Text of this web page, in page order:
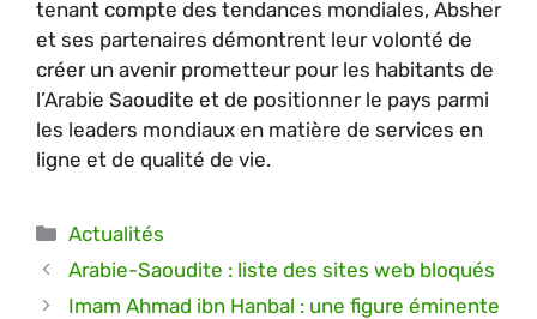
tenant compte des tendances mondiales, Absher
et ses partenaires démontrent leur volonté de
créer un avenir prometteur pour les habitants de
l’Arabie Saoudite et de positionner le pays parmi
les leaders mondiaux en matière de services en
ligne et de qualité de vie.
Catégories
Actualités
Arabie-Saoudite : liste des sites web bloqués
Imam Ahmad ibn Hanbal : une figure éminente